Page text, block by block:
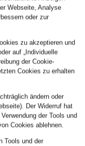
€
MRS & HUGS
119,99 €
Webseite, Analyse
oder zur
zu akzeptieren und
auf „Individuelle
der Cookie-
Cookies zu erhalten
ändern oder
Der Widerruf hat
der Tools und
Cookies ablehnen.
Tools und der